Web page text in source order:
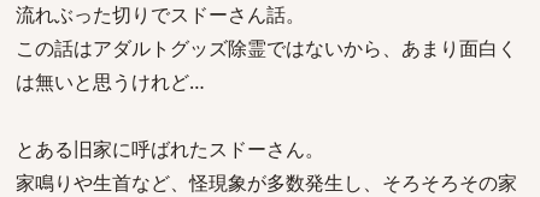
流れぶった切りでスドーさん話。
この話はアダルトグッズ除霊ではないから、あまり面白く
は無いと思うけれど…
とある旧家に呼ばれたスドーさん。
家鳴りや生首など、怪現象が多数発生し、そろそろその家